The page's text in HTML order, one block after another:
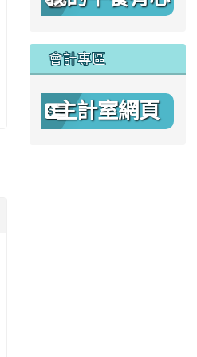
會計專區
主計室網頁